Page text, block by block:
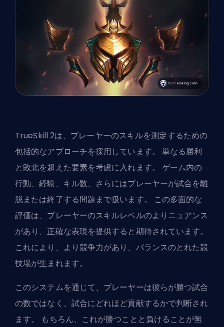
TrueSkill 2は、プレーヤーのスキルを測定するための
包括的なアプローチを採用しています。 単なる勝利
と敗北を超えた要素を考慮に入れます。 ゲーム内の
行動、経験、キル数、さらにはプレーヤーが試合を離
脱または終了する問題まで扱います。 この多面的な
評価は、プレーヤーのスキルレベルのよりニュアンス
があり、正確な表現を提供すると期待されています。
これにより、より競争力があり、バランスのとれた競
技場が生まれます。
このシステムを通じて、プレーヤーは彼らが勝つ試合
の数ではなく、試合にどれほど貢献するかで判断され
ます。 もちろん、これが勝つことと負けることが無